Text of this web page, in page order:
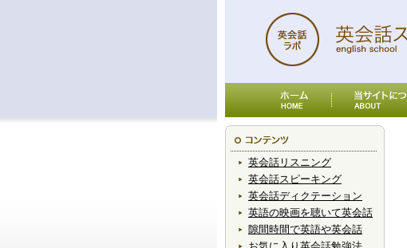
英会話リスニング
英会話スピーキング
英会話ディクテーション
英語の映画を聴いて英会話
隙間時間で英語や英会話